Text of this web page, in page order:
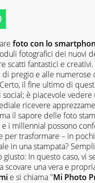
foto con lo
fotografici dei nuovi
scatti fantastici e
pregio e alle numerose
il fine ultimo di
social; è piacevole vedere
ricevere
il sapore delle foto
i millennial possono
per trasformare – in
in una stampata?
In questo caso, vi
scovare una vera e
e si chiama "Mi Photo